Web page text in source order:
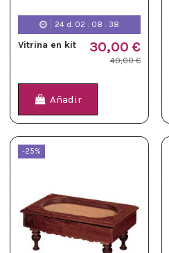
24 d. 02 : 08 :37
Vitrina en kit 30,00 €
40,00 €
Añadir
-25%